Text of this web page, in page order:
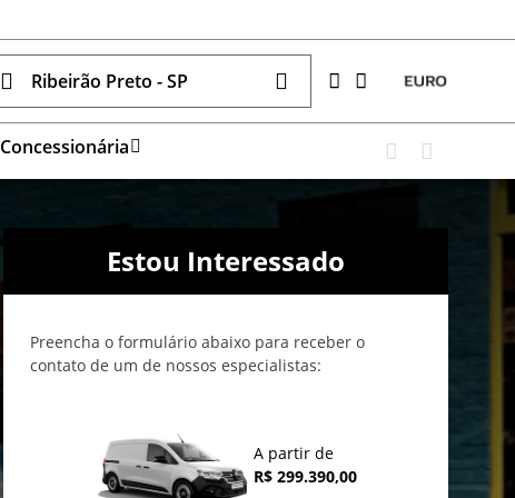
Ribeirão Preto - SP
Concessionária
Estou Interessado
Preencha o formulário abaixo para receber o
contato de um de nossos especialistas:
A partir de
R$ 299.390,00